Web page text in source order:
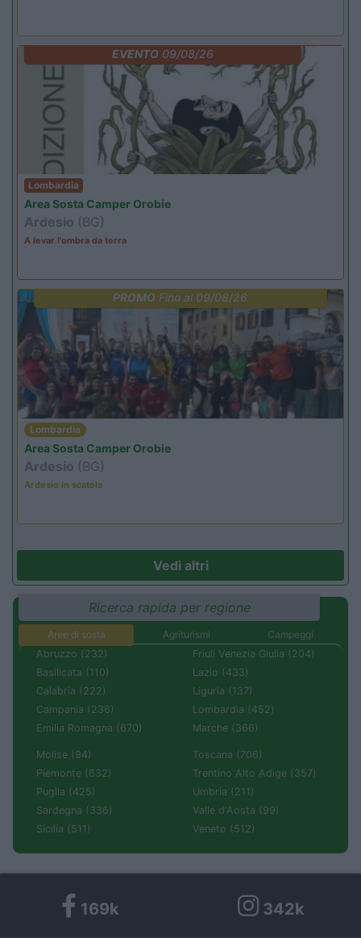
EVENTO09/08/26
Lombardia
Area Sosta Camper Orobie
Ardesio (BG)
A levar l'ombra da terra
PROMO Fino al 09/08/26
Lombardia
Area Sosta Camper Orobie
Ardesio (BG)
Ardesio in scatola
Vedi altri
Ricerca rapida per regione
Aree di sosta Agriturismi
Campeggi
Abruzzo (232)
Basilicata (110)
Calabria (222)
Campania (236)
Emilia Romagna (670)
Friuli Venezia Giulia (204)
Lazio (433)
Liguria (137)
Lombardia (452)
Marche (366)
Molise (94)
Piemonte (632)
Puglia (425)
Sardegna (336)
Sicilia (511)
Toscana (706)
Trentino Alto Adige (357)
Umbria (211)
Valle d'Aosta (99)
Veneto (512)
169k 342k